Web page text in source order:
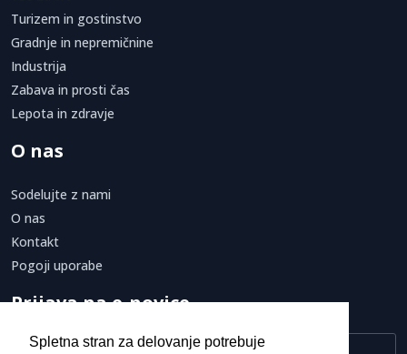
Spletna stran za delovanje potrebuje
Turizem in gostinstvo
Gradnje in nepremičnine
Industrija
Zabava in prosti čas
Lepota in zdravje
O nas
Sodelujte z nami
O nas
Kontakt
Pogoji uporabe
Prijava na e-novice